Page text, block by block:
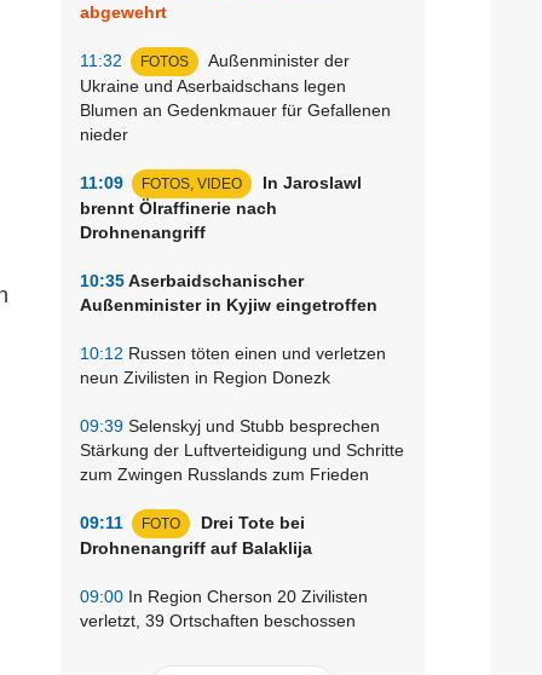
abgewehrt
11:32 FOTOS
Außenminister der
Ukraine und Aserbaidschans legen
Blumen an Gedenkmauer für Gefallenen
nieder
11:09 FOTOS, VIDEO
In Jaroslawl
brennt Ölraffinerie nach
Drohnenangriff
10:35Aserbaidschanischer
Außenminister in Kyjiw eingetroffen
10:12 Russen töten einen und verletzen
neun Zivilisten in Region Donezk
09:39 Selenskyj und Stubb besprechen
Stärkung der Luftverteidigung und Schritte
zum Zwingen Russlands zum Frieden
09:11 FOTO
Drei Tote bei
Drohnenangriff auf Balaklija
09:00 In Region Cherson 20 Zivilisten
verletzt, 39 Ortschaften beschossen